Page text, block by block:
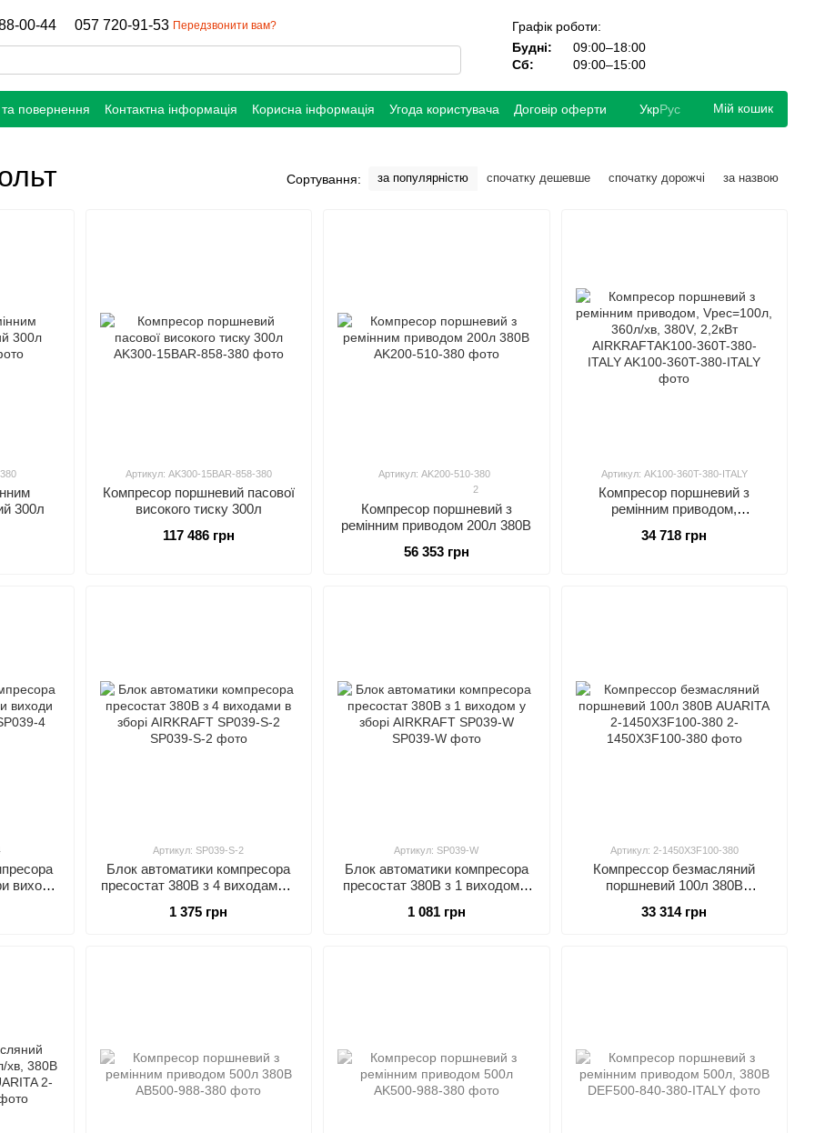
00-44 057 720-91-53 Передзвонити вам?
Графік роботи:
Будні:
09:00–18:00
Сб:
09:00–15:00
повернення Контактна інформація Корисна інформація Угода користувача Договір оферти УкрРус Мій кошик
Сортування: за популярністю спочатку дешевше спочатку дорожчі за назвою
300л
Артикул: AK300-15BAR-858-380
Компресор поршневий пасової
високого тиску 300л
117 486 грн
Артикул: AK200-510-380
2
Компресор поршневий з
ремінним приводом 200л 380В
56 353 грн
Артикул: AK100-360T-380-ITALY
Компресор поршневий з
ремінним приводом,
2,2кВт AIRKRAFTAK100-360T-
34 718 грн
виходи
Артикул: SP039-S-2
Блок автоматики компресора
пресостат 380В з 4 виходами в
1 375 грн
Артикул: SP039-W
Блок автоматики компресора
пресостат 380В з 1 виходом у
1 081 грн
Артикул: 2-1450X3F100-380
Компрессор безмасляний
поршневий 100л 380В
33 314 грн